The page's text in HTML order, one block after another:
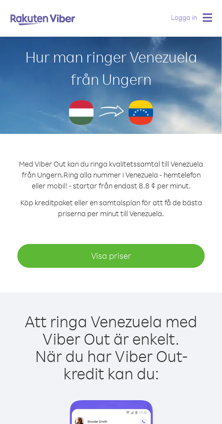
Logga in
Hur man ringer Venezuela
från Ungern
Med Viber Out kan du ringa kvalitetssamtal till Venezuela
från Ungern.Ring alla nummer i Venezuela - hemtelefon
eller mobil! - startar från endast 8.8 ¢ per minut.
Köp kreditpaket eller en samtalsplan för att få de bästa
priserna per minut till Venezuela.
Visa priser
Att ringa Venezuela med
Viber Out är enkelt.
När du har Viber Out-
kredit kan du: